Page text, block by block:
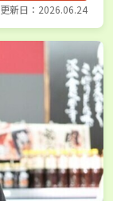
更新日：2026.06.24